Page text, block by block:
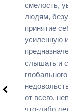
смелость,
людям,
принятие
усиленную
слышать и
от всего,